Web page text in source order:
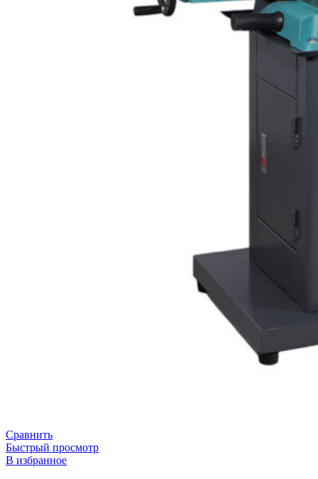
Сравнить
Быстрый просмотр
В избранное